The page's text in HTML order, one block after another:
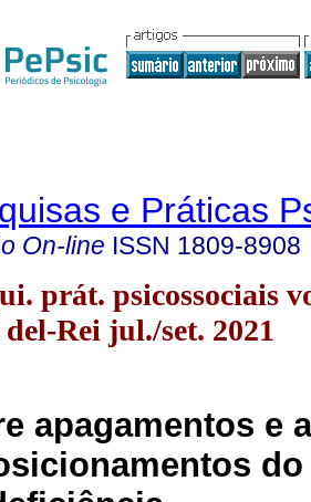
e Práticas
On-line ISSN 1809-8908
prát. psicossociais
del-Rei jul./set. 2021
apagamentos e